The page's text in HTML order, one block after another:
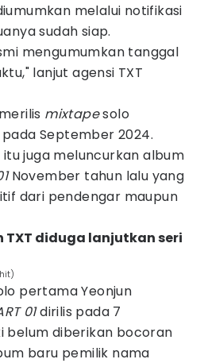
melalui notifikasi
sudah siap.
mengumumkan tanggal
lanjut agensi TXT
mixtapesolo
September 2024.
itu juga meluncurkan album
November tahun lalu yang
dari pendengar maupun
TXT diduga lanjutkan seri
pertama Yeonjun
01dirilis pada 7
belum diberikan bocoran
baru pemilik nama